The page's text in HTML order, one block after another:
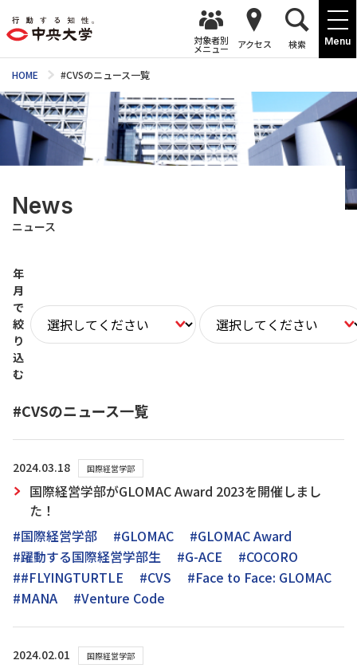
Menu
対象者別
メニュー アクセス 検索
HOME #CVSのニュース一覧
News
ニュース
年
月
で
絞
り
込
む
#CVSのニュース一覧
2024.03.18 国際経営学部
国際経営学部がGLOMAC Award 2023を開催しまし
た！
#国際経営学部
#GLOMAC
#GLOMAC Award
#躍動する国際経営学部生
#G-ACE
#COCORO
##FLYINGTURTLE
#CVS
#Face to Face: GLOMAC
#MANA
#Venture Code
2024.02.01 国際経営学部